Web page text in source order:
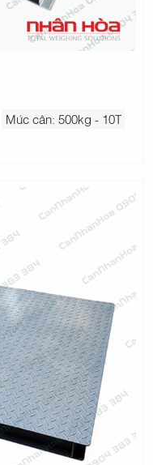
Mức cân: 500kg - 10T